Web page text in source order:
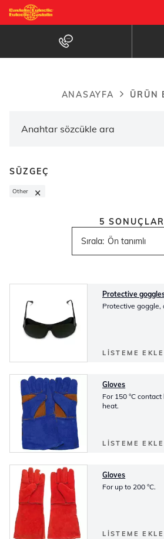
Ana
içeriğe
Ürün bulucu
ANASAYFA ÜRÜN
SÜZGEÇ
Other ×
Sırala:
5 SONUÇLAR
Protective
Protective goggle,
LISTEME EKLE
Gloves
For 150 °C
heat.
LISTEME EKLE
Gloves
For up to 200 °C.
LISTEME EKLE